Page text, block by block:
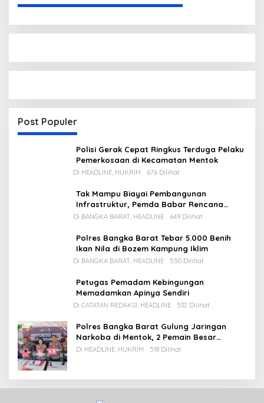
Post Populer
Polisi Gerak Cepat Ringkus Terduga Pelaku
Pemerkosaan di Kecamatan Mentok
Di HEADLINE, HUKRIM 676 Dilihat
Tak Mampu Biayai Pembangunan
Infrastruktur, Pemda Babar Rencana
Utang Rp65 M
Di BANGKA BARAT, HEADLINE 649 Dilihat
Polres Bangka Barat Tebar 5.000 Benih
Ikan Nila di Bozem Kampung Iklim
Di BANGKA BARAT, HEADLINE 550 Dilihat
Petugas Pemadam Kebingungan
Memadamkan Apinya Sendiri
Di CATATAN REDAKSI, HEADLINE 532 Dilihat
Polres Bangka Barat Gulung Jaringan
Narkoba di Mentok, 2 Pemain Besar
Diamankan, 1 Bandar Masih Buron
Di HEADLINE, HUKRIM 518 Dilihat